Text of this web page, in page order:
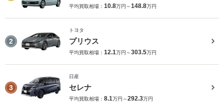
平均買取相場： 10.8万円～148.8万円
2
トヨタ
プリウス
平均買取相場： 12.1万円～303.5万円
3
日産
セレナ
平均買取相場： 8.1万円～292.3万円